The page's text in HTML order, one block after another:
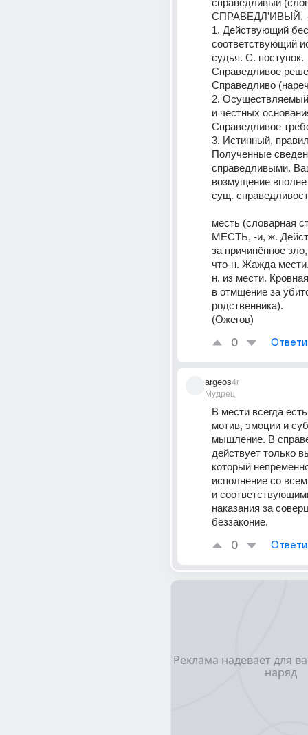
справедливый
СПРАВЕДЛ’ИВЫЙ, -
1. Действующий
соответствующий
судья. С. поступок.
Справедливое
Справедливо
2.
и честных
Справедливое
3. Истинный,
Полученные
справедливыми.
возмущение
сущ.
месть (словарная
МЕСТЬ, -и, ж.
за причинённое
что-н. Жажда
н. из мести.
в отмщение за
родственника).
(Ожегов)
0
argeos
Мудрец
4г
В мести всегда
мотив, эмоции и
мышление. В
действует только
который
исполнение со
и
наказания за
беззаконие.
0